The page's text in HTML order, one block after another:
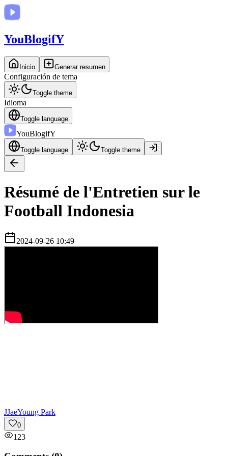
YouBlogifY
Inicio Generar resumen
Configuración de tema
Toggle theme
Idioma
Toggle language
YouBlogifY
Toggle language Toggle theme
Résumé de l'Entretien sur le
Football Indonesia
2024-09-26 10:49
JJaeYoung Park
0
123